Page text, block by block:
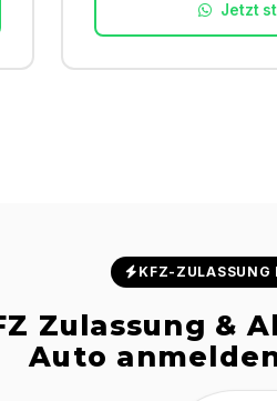
Jetzt
KFZ-ZULASSUNG
Zulassung &
Auto